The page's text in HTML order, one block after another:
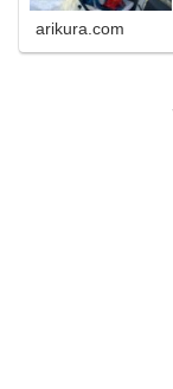
arikura.com